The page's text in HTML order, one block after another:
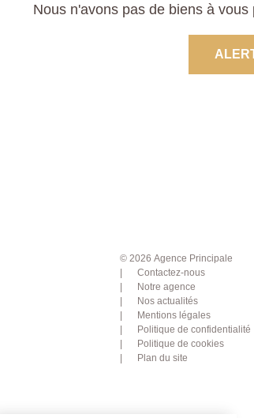
Nous n'avons pas de biens à
© 2026 Agence Principale
Contactez-nous
Notre agence
Nos actualités
Mentions légales
Politique de confidentialité
Politique de cookies
Plan du site